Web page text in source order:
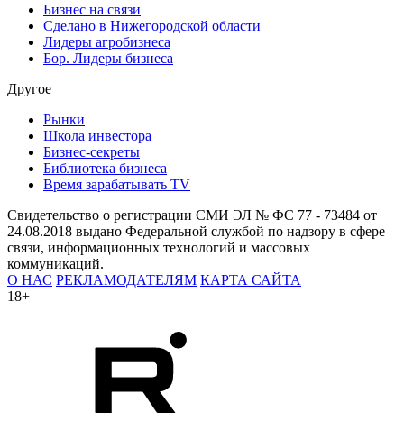
Бизнес на связи
Сделано в Нижегородской области
Лидеры агробизнеса
Бор. Лидеры бизнеса
Другое
Рынки
Школа инвестора
Бизнес-секреты
Библиотека бизнеса
Время зарабатывать TV
Свидетельство о регистрации СМИ ЭЛ № ФС 77 - 73484 от
24.08.2018 выдано Федеральной службой по надзору в сфере
связи, информационных технологий и массовых
коммуникаций.
О НАС РЕКЛАМОДАТЕЛЯМ КАРТА САЙТА
18+